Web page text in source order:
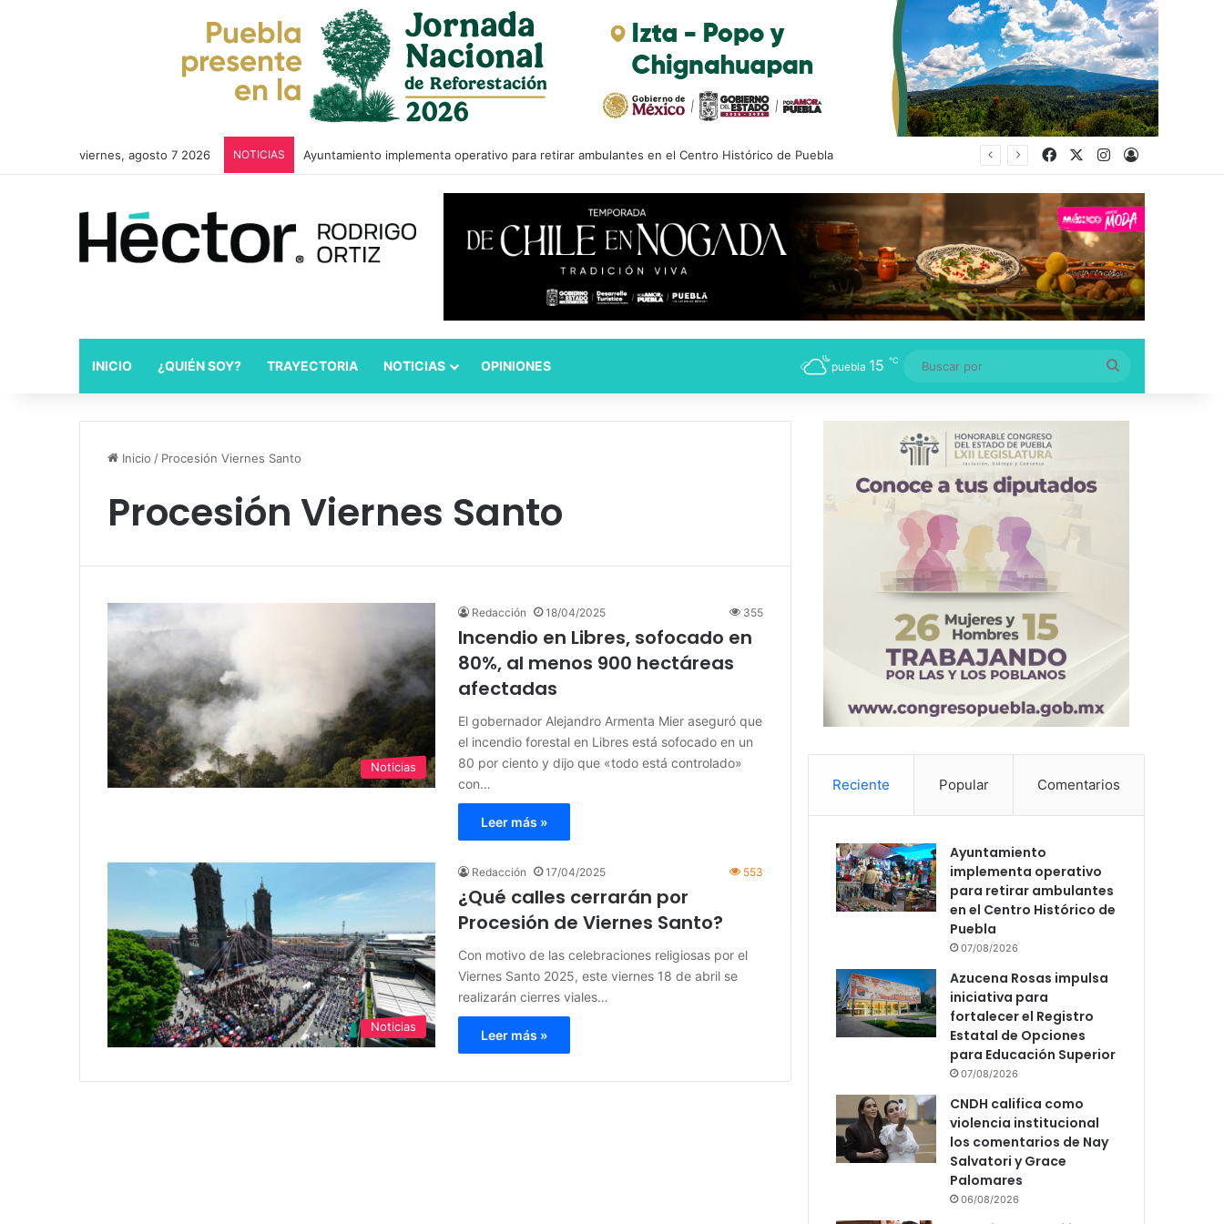
viernes, agosto 7 2026 NOTICIAS Ayuntamiento implementa operativo para retirar ambulantes en el Centro Histórico de Puebla FacebookInstagram
INICIO ¿QUIÉN SOY? TRAYECTORIA NOTICIAS OPINIONES puebla 15 ℃
por
Inicio / Procesión Viernes Santo
Procesión Viernes Santo
Noticias
Redacción 18/04/2025 355
Incendio en Libres, sofocado en
80%, al menos 900 hectáreas
afectadas
El gobernador Alejandro Armenta Mier aseguró que
el incendio forestal en Libres está sofocado en un
80 por ciento y dijo que «todo está controlado»
con…
Leer más »
Noticias
Redacción 17/04/2025 553
¿Qué calles cerrarán por
Procesión de Viernes Santo?
Con motivo de las celebraciones religiosas por el
Viernes Santo 2025, este viernes 18 de abril se
realizarán cierres viales…
Leer más »
Reciente Popular Comentarios
Ayuntamiento
implementa operativo
para retirar ambulantes
en el Centro Histórico de
Puebla
07/08/2026
Azucena Rosas impulsa
iniciativa para
fortalecer el Registro
Estatal de Opciones
para Educación Superior
07/08/2026
CNDH califica como
violencia institucional
los comentarios de Nay
Salvatori y Grace
Palomares
06/08/2026